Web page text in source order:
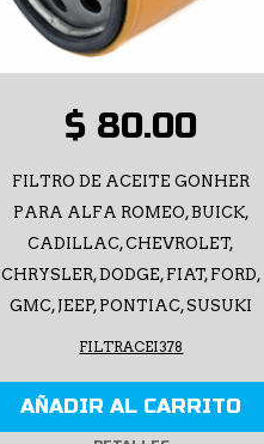
$ 80.00
FILTRO DE ACEITE GONHER
PARA ALFA ROMEO, BUICK,
CADILLAC, CHEVROLET,
CHRYSLER, DODGE, FIAT, FORD,
GMC, JEEP, PONTIAC, SUSUKI
FILTRACEI378
AÑADIR AL CARRITO